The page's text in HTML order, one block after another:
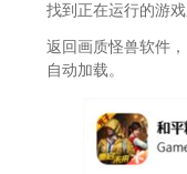
找到正在运行的游
返回画质怪兽软件
自动加载。